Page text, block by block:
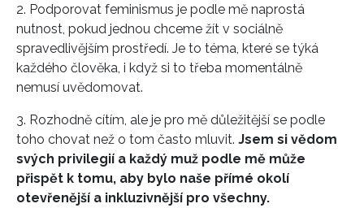
2. Podporovat feminismus je podle mě naprostá
nutnost, pokud jednou chceme žít v sociálně
spravedlivějším prostředí. Je to téma, které se týká
každého člověka, i když si to třeba momentálně
nemusí uvědomovat.
3. Rozhodně cítím, ale je pro mě důležitější se podle
toho chovat než o tom často mluvit. Jsem si vědom
svých privilegií a každý muž podle mě může
přispět k tomu, aby bylo naše přímé okolí
otevřenější a inkluzivnější pro všechny.